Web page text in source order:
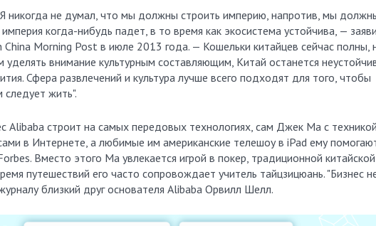
никогда не думал, что мы должны строить империю, напротив, мы
когда-нибудь падет, в то время как экосистема устойчива, —
Morning Post в июле 2013 года. — Кошельки китайцев сейчас полны,
внимание культурным составляющим, Китай останется
Сфера развлечений и культура лучше всего подходят для того, чтобы
следует жить".
Alibaba строит на самых передовых технологиях, сам Джек Ма с
в Интернете, а любимые им американские телешоу в iPad ему
Вместо этого Ма увлекается игрой в покер, традиционной китайской
путешествий его часто сопровождает учитель тайцзицюань. "Бизнес
близкий друг основателя Alibaba Орвилл Шелл.